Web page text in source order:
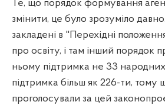
Те, що порядок формування
змінити, це було зрозуміло
закладені в "Перехідні
про освіту, і там інший порядок
ньому підтримка не 33 народних
підтримка більш як 226-ти, тому
проголосували за цей